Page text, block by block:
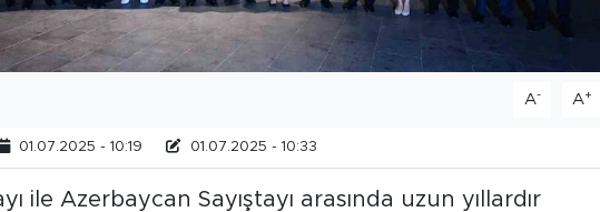
A- A+
01.07.2025 - 10:19 01.07.2025 - 10:33
ile Azerbaycan Sayıştayı arasında uzun yıllardır